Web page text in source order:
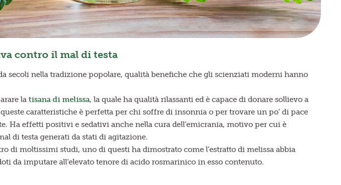
contro il mal di testa
secoli nella tradizione popolare, qualità benefiche che gli scienziati moderni hanno
la tisana di melissa, la quale ha qualità rilassanti ed è capace di donare sollievo a
caratteristiche è perfetta per chi soffre di insonnia o per trovare un po’ di pace
Ha effetti positivi e sedativi anche nella cura dell’emicrania, motivo per cui è
di testa generati da stati di agitazione.
di moltissimi studi, uno di questi ha dimostrato come l’estratto di melissa abbia
da imputare all’elevato tenore di acido rosmarinico in esso contenuto.